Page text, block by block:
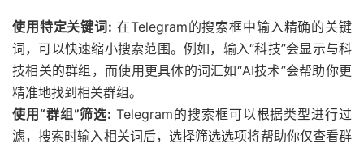
使用特定关键词: 在Telegram的搜索框中输入精确的关键
词，可以快速缩小搜索范围。例如，输入“科技”会显示与科
技相关的群组，而使用更具体的词汇如“AI技术”会帮助你更
精准地找到相关群组。
使用“群组”筛选: Telegram的搜索框可以根据类型进行过
滤，搜索时输入相关词后，选择筛选选项将帮助你仅查看群